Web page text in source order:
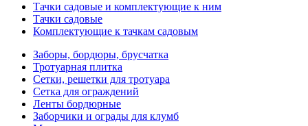
Тачки садовые и комплектующие к ним
Тачки садовые
Комплектующие к тачкам садовым
Заборы, бордюры, брусчатка
Тротуарная плитка
Сетки, решетки для тротуара
Сетка для ограждений
Ленты бордюрные
Заборчики и ограды для клумб